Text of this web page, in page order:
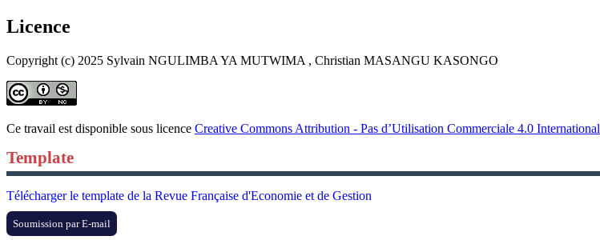
Licence
Copyright (c) 2025 Sylvain NGULIMBA YA MUTWIMA , Christian MASANGU KASONGO
Ce travail est disponible sous licence Creative Commons Attribution - Pas d’Utilisation Commerciale 4.0 International
Template
Télécharger le template de la Revue Française d'Economie et de Gestion
Soumission par E-mail